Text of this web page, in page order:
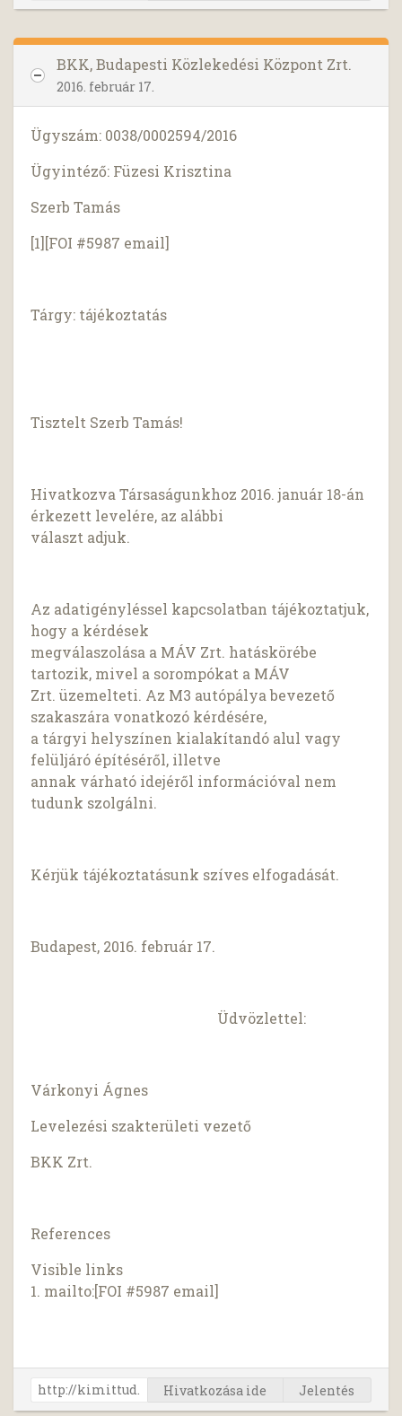
BKK, Budapesti Közlekedési Központ Zrt.
2016. február 17.
Ügyszám: 0038/0002594/2016
Ügyintéző: Füzesi Krisztina
Szerb Tamás
[1][FOI #5987 email]
Tárgy: tájékoztatás
Tisztelt Szerb Tamás!
Hivatkozva Társaságunkhoz 2016. január 18-án
érkezett levelére, az alábbi
választ adjuk.
Az adatigényléssel kapcsolatban tájékoztatjuk,
hogy a kérdések
megválaszolása a MÁV Zrt. hatáskörébe
tartozik, mivel a sorompókat a MÁV
Zrt. üzemelteti. Az M3 autópálya bevezető
szakaszára vonatkozó kérdésére,
a tárgyi helyszínen kialakítandó alul vagy
felüljáró építéséről, illetve
annak várható idejéről információval nem
tudunk szolgálni.
Kérjük tájékoztatásunk szíves elfogadását.
Budapest, 2016. február 17.
Üdvözlettel:
Várkonyi Ágnes
Levelezési szakterületi vezető
BKK Zrt.
References
Visible links
1. mailto:[FOI #5987 email]
Hivatkozása ide Jelentés